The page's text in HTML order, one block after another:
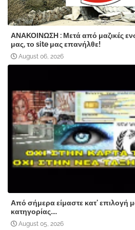
ΑΝΑΚΟΙΝΩΣΗ : Μετά από μαζικές
μας, το site μας επανήλθε!
August 06, 2026
Από σήμερα είμαστε κατ' επιλογή
κατηγορίας....
August 05, 2026